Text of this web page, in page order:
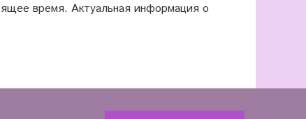
время. Актуальная информация о